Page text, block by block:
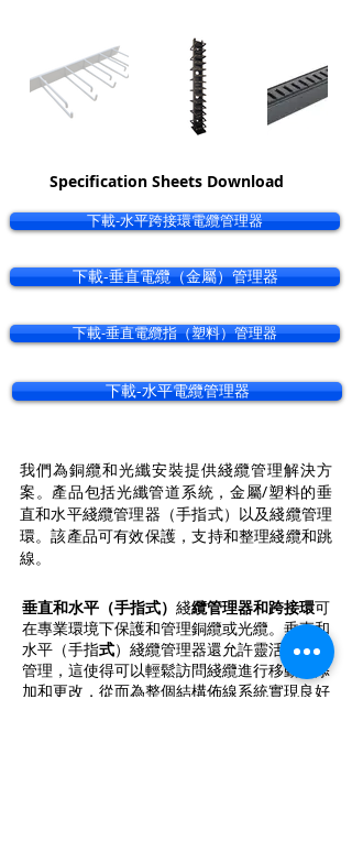
Specification Sheets Download
下載-水平跨接環電纜管理器
下載-垂直電纜（金屬）管理器
下載-垂直電纜指（塑料）管理器
下載-水平電纜管理器
我們為銅纜和光纖安裝提供綫纜管理解決方
案。產品包括光纖管道系統，金屬/塑料的垂
直和水平綫纜管理器（手指式）以及綫纜管理
環。該產品可有效保護，支持和整理綫纜和跳
線。
垂直和水平（手指式） 綫纜管理器和跨接環可
在專業環境下保護和管理銅纜或光纜。垂直和
水平（手指式）綫纜管理器還允許靈活的電纜
管理，這使得可以輕鬆訪問綫纜進行移動，添
加和更改，從而為整個結構佈線系統實現良好